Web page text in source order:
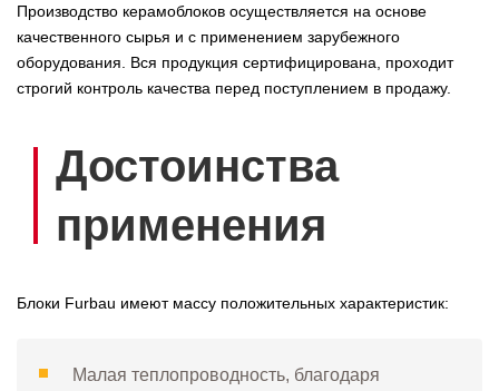
Производство керамоблоков осуществляется на основе
качественного сырья и с применением зарубежного
оборудования. Вся продукция сертифицирована, проходит
строгий контроль качества перед поступлением в продажу.
Достоинства
применения
Блоки Furbau имеют массу положительных характеристик:
Малая теплопроводность, благодаря